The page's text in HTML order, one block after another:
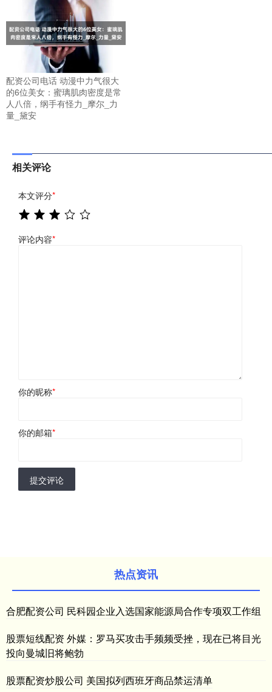
配资公司电话 动漫中力气很大
的6位美女：蜜璃肌肉密度是常
人八倍，纲手有怪力_摩尔_力
量_黛安
相关评论
本文评分*
评论内容*
你的昵称*
你的邮箱*
提交评论
热点资讯
合肥配资公司 民科园企业入选国家能源局合作专项双工作组
股票短线配资 外媒：罗马买攻击手频频受挫，现在已将目光
投向曼城旧将鲍勃
股票配资炒股公司 美国拟列西班牙商品禁运清单